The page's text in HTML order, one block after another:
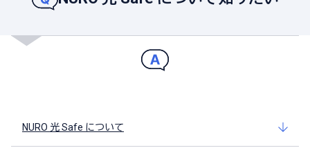
NURO 光 Safe について